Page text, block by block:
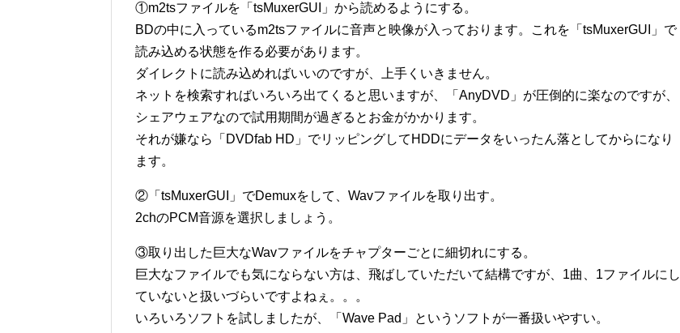
①m2tsファイルを「tsMuxerGUI」から読めるようにする。
BDの中に入っているm2tsファイルに音声と映像が入っております。これを「tsMuxerGUI」で
読み込める状態を作る必要があります。
ダイレクトに読み込めればいいのですが、上手くいきません。
ネットを検索すればいろいろ出てくると思いますが、「AnyDVD」が圧倒的に楽なのですが、
シェアウェアなので試用期間が過ぎるとお金がかかります。
それが嫌なら「DVDfab HD」でリッピングしてHDDにデータをいったん落としてからになり
ます。
②「tsMuxerGUI」でDemuxをして、Wavファイルを取り出す。
2chのPCM音源を選択しましょう。
③取り出した巨大なWavファイルをチャプターごとに細切れにする。
巨大なファイルでも気にならない方は、飛ばしていただいて結構ですが、1曲、1ファイルにし
ていないと扱いづらいですよねぇ。。。
いろいろソフトを試しましたが、「Wave Pad」というソフトが一番扱いやすい。